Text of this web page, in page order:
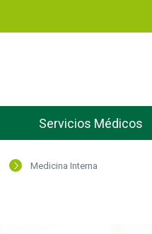
Servicios Médicos
Medicina Interna